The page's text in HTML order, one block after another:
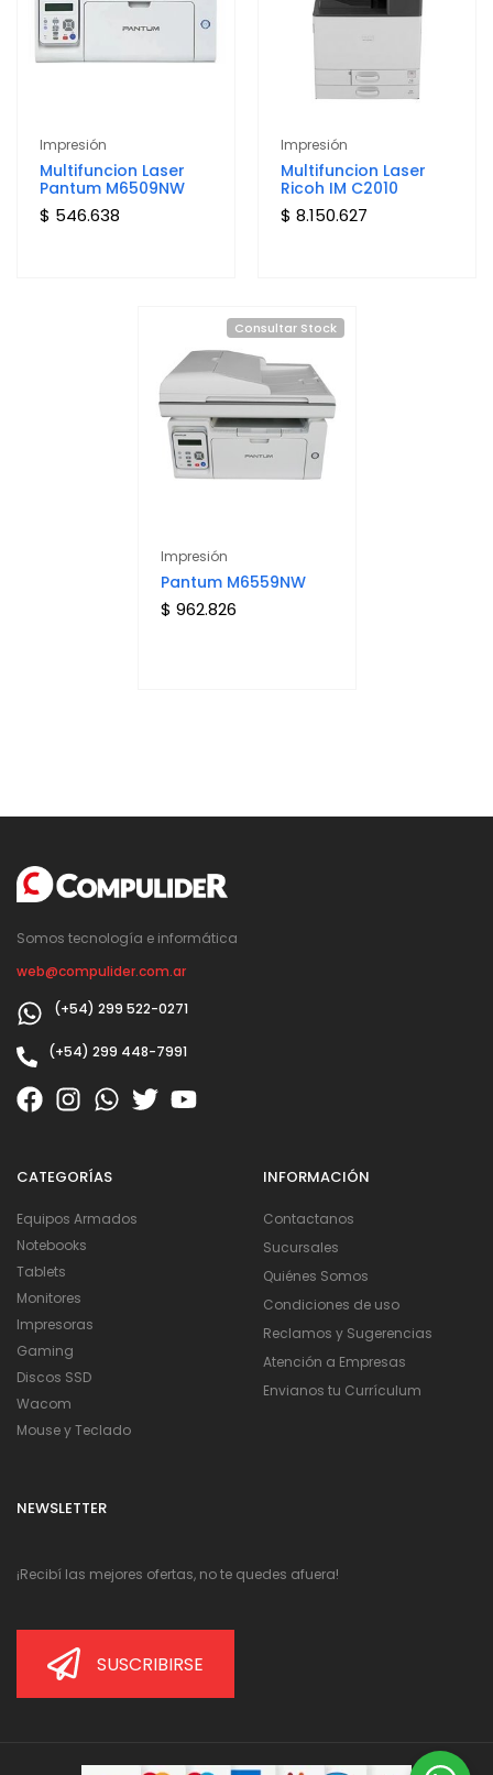
Impresión
Multifuncion Laser
Pantum M6509NW
$ 546.638
Impresión
Multifuncion Laser
Ricoh IM C2010
$ 8.150.627
Consultar Stock
Impresión
Pantum M6559NW
$ 962.826
Somos tecnología e informática
web@compulider.com.ar
(+54) 299 522-0271
(+54) 299 448-7991
CATEGORÍAS
Equipos Armados
Notebooks
Tablets
Monitores
Impresoras
Gaming
Discos SSD
Wacom
Mouse y Teclado
INFORMACIÓN
Contactanos
Sucursales
Quiénes Somos
Condiciones de uso
Reclamos y Sugerencias
Atención a Empresas
Envianos tu Currículum
NEWSLETTER
¡Recibí las mejores ofertas, no te quedes afuera!
SUSCRIBIRSE